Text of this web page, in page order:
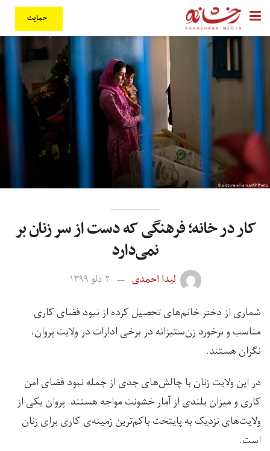
حمایت
کار در خانه؛ فرهنگی که دست از سر زنان بر
نمی‌دارد
لیدا احمدی ۲ دلو ۱۳۹۹
شماری از دختر خانم‌های تحصیل کرده از نبود فضای کاری
مناسب و برخورد زن‌ستیزانه در برخی ادارات در ولایت پروان،
نگران هستند.
در این ولایت زنان با چالش‌های جدی از جمله نبود فضای امن
کاری و میزان بلندی از آمار خشونت مواجه هستند. پروان یکی از
ولایت‌های نزدیک به پايتخت باکم‌ترین زمینه‌ی کاری برای زنان
است.